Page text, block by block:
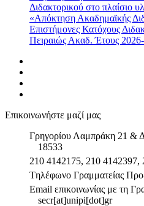
Διδακτορικού στο πλαίσιο
«Απόκτηση Ακαδημαϊκής
Επιστήμονες Κατόχους
Πειραιώς Ακαδ. Έτους
Επικοινωνήστε μαζί μας
Γρηγορίου Λαμπράκη 21 &
18533
210 4142175, 210 4142397,
Tηλέφωνο Γραμματείας
Email επικοινωνίας με τη
secr[at]unipi[dot]gr